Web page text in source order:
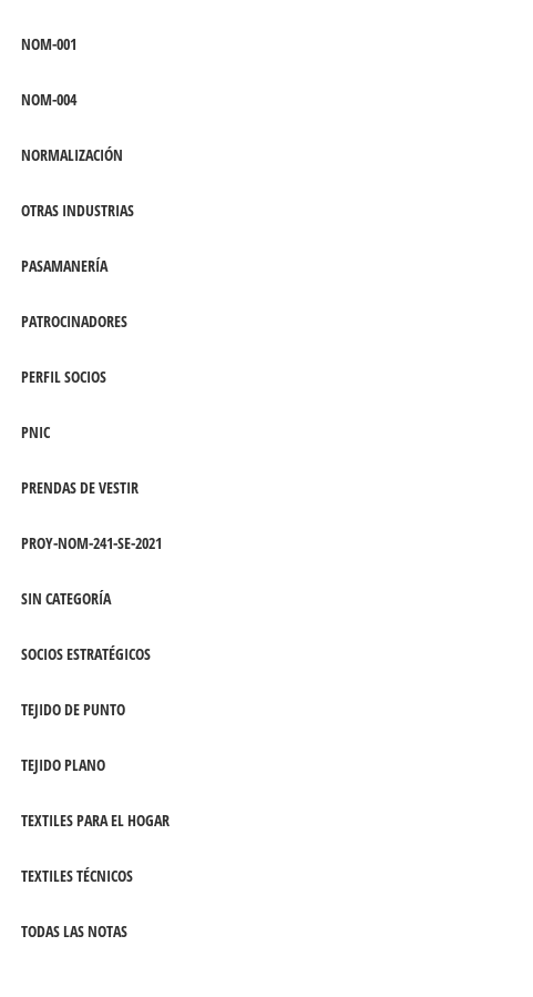
NOM-001
NOM-004
NORMALIZACIÓN
OTRAS INDUSTRIAS
PASAMANERÍA
PATROCINADORES
PERFIL SOCIOS
PNIC
PRENDAS DE VESTIR
PROY-NOM-241-SE-2021
SIN CATEGORÍA
SOCIOS ESTRATÉGICOS
TEJIDO DE PUNTO
TEJIDO PLANO
TEXTILES PARA EL HOGAR
TEXTILES TÉCNICOS
TODAS LAS NOTAS